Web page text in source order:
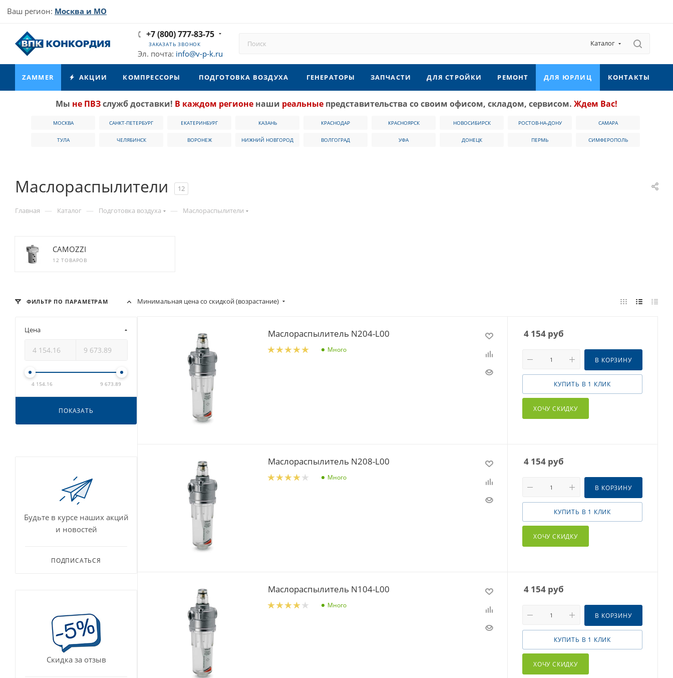
Ваш регион: Москва и МО
+7 (800) 777-83-75
ЗАКАЗАТЬ ЗВОНОК
Эл. почта: info@v-p-k.ru
Каталог
ZAMMER АКЦИИ КОМПРЕССОРЫ ПОДГОТОВКА ВОЗДУХА ГЕНЕРАТОРЫ ЗАПЧАСТИ ДЛЯ СТРОЙКИ РЕМОНТ ДЛЯ ЮРЛИЦ КОНТАКТЫ
Мы не ПВЗслужб доставки! В каждом регионе наши реальные представительства со своим офисом, складом, сервисом. Ждем Вас!
МОСКВА САНКТ-ПЕТЕРБУРГ ЕКАТЕРИНБУРГ КАЗАНЬ КРАСНОДАР КРАСНОЯРСК НОВОСИБИРСК РОСТОВ-НА-ДОНУ САМАРА
ТУЛА ЧЕЛЯБИНСК ВОРОНЕЖ НИЖНИЙ НОВГОРОД ВОЛГОГРАД УФА ДОНЕЦК ПЕРМЬ СИМФЕРОПОЛЬ
Маслораспылители 12
Главная — Каталог — Подготовка воздуха — Маслораспылители
CAMOZZI
12 ТОВАРОВ
Минимальная цена со скидкой (возрастание)
Маслораспылитель N204-L00
Много
4 154 руб
В КОРЗИНУ
КУПИТЬ В 1 КЛИК
ХОЧУ СКИДКУ
Маслораспылитель N208-L00
Много
4 154 руб
В КОРЗИНУ
КУПИТЬ В 1 КЛИК
ХОЧУ СКИДКУ
Маслораспылитель N104-L00
Много
4 154 руб
В КОРЗИНУ
КУПИТЬ В 1 КЛИК
ХОЧУ СКИДКУ
ФИЛЬТР ПО ПАРАМЕТРАМ
Цена
4 154.16 9 673.89
ПОКАЗАТЬ
Будьте в курсе наших акций
и новостей
ПОДПИСАТЬСЯ
Скидка за отзыв